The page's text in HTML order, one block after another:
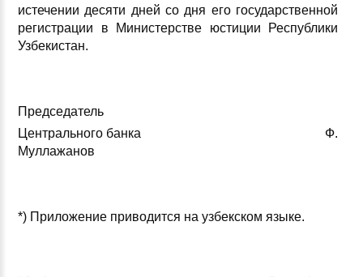
истечении десяти дней со дня его государственной
регистрации в Министерстве юстиции Республики
Узбекистан.
Председатель
Центрального банка Ф.
Муллажанов
*) Приложение приводится на узбекском языке.